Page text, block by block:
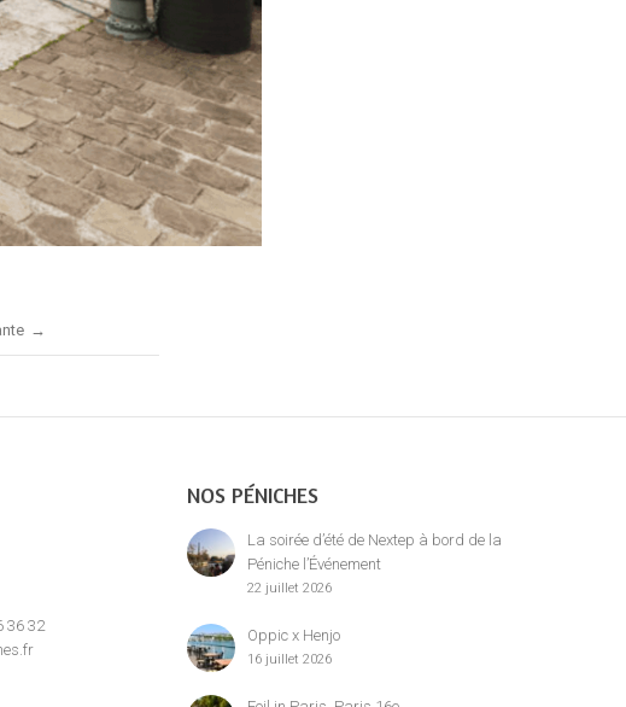
36 32
NOS PÉNICHES
La soirée d’été de Nextep à bord de la
Péniche l’Événement
22 juillet 2026
Oppic x Henjo
16 juillet 2026